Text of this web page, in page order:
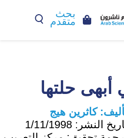
بحث
متقدم
أبهى حلتها
كاثرين هيج
النشر: 1/11/1998